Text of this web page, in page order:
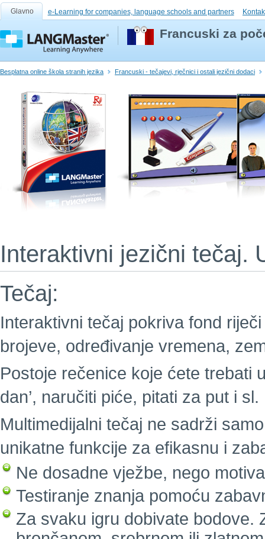
Glavno e-Learning for companies, language schools and partners
Francuski za
Besplatna online škola stranih jezika Francuski - tečajevi, rječnici i ostali jezični dodaci
Interaktivni jezični tečaj.
Tečaj:
Interaktivni tečaj pokriva fond
brojeve, određivanje vremena,
Postoje rečenice koje ćete trebati
dan’, naručiti piće, pitati za put i sl.
Multimedijalni tečaj ne sadrži
unikatne funkcije za efikasnu i
Ne dosadne vježbe, nego
Testiranje znanja pomoću
Za svaku igru dobivate bodove.